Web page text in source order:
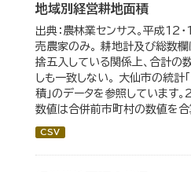
地域別経営耕地面積
出典：農林業センサス。平成12
売農家のみ。 耕地計及び総数
捨五入している関係上、合計の
しも一致しない。 大仙市の統計
積」のデータを参照しています
数値は合併前市町村の数値を合
CSV